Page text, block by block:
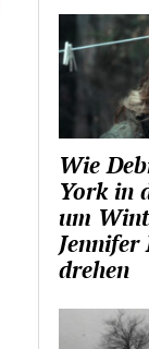
Wie
York in
um
Jennifer
drehen